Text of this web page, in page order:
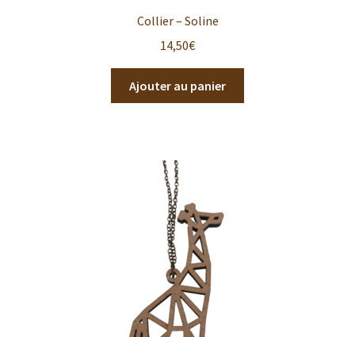
Collier – Soline
14,50€
Ajouter au panier